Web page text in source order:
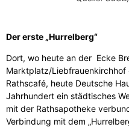
Der erste „Hurrelberg“
Dort, wo heute an der Ecke
Marktplatz/Liebfrauenkirchhof
Rathscafé, heute Deutsche
Jahrhundert ein städtisches
mit der Rathsapotheke
Verbindung mit dem